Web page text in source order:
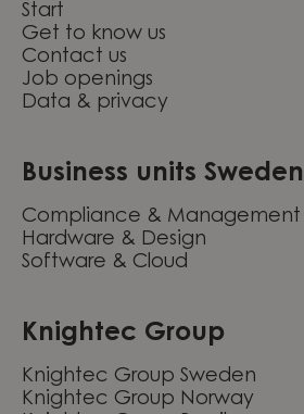
Start
Get to know us
Contact us
Job openings
Data & privacy
Business units Sweden
Compliance & Management
Hardware & Design
Software & Cloud
Knightec Group
Knightec Group Sweden
Knightec Group Norway